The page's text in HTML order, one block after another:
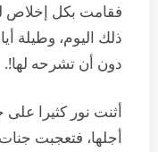
فقامت بكل إخلاص
ذلك اليوم، وطيلة
دون أن تشرحه لها!.
أثنت نور كثيرا
أجلها، فتعجبت